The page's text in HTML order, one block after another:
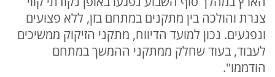
צנרת והולכה בין מתקנים במתחם בזן, ללא פצועים
ונפגעים. נכון למועד הדיווח, מתקני הזיקוק ממשיכים
לעבוד, בעוד שחלק ממתקני ההמשך במתחם
הודממו".